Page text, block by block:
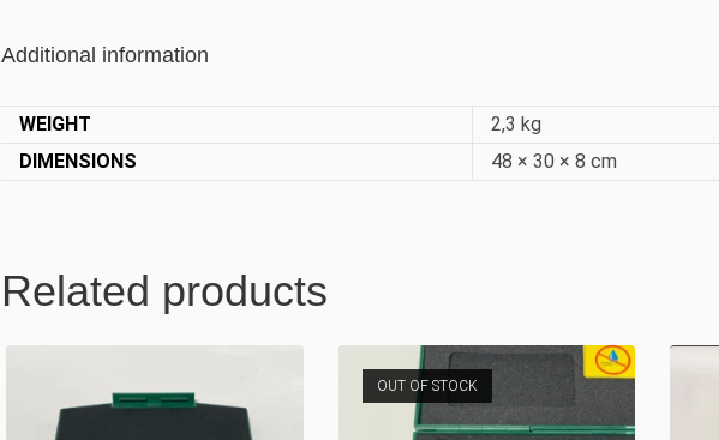
Additional information
WEIGHT
2,3 kg
DIMENSIONS
48 × 30 × 8 cm
Related products
OUT OF STOCK